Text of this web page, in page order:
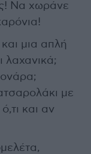
Να χωράνε
μια απλή
λαχανικά;
με
και αν